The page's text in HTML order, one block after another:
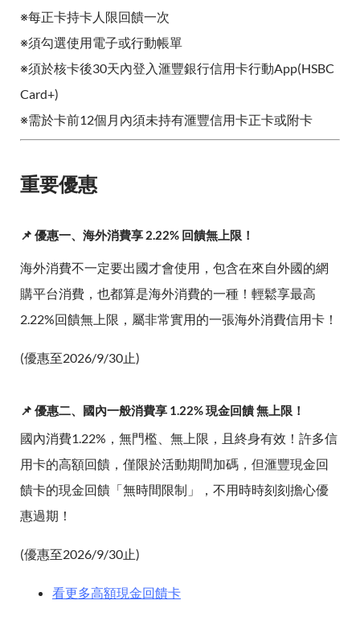
※每正卡持卡人限回饋一次
※須勾選使用電子或行動帳單
※須於核卡後30天內登入滙豐銀行信用卡行動App(HSBC
Card+)
※需於卡前12個月內須未持有滙豐信用卡正卡或附卡
重要優惠
📌 優惠一、海外消費享 2.22% 回饋無上限！
海外消費不一定要出國才會使用，包含在來自外國的網
購平台消費，也都算是海外消費的一種！輕鬆享最高
2.22%回饋無上限，屬非常實用的一張海外消費信用卡！
(優惠至2026/9/30止)
📌 優惠二、國內一般消費享 1.22% 現金回饋 無上限！
國內消費1.22%，無門檻、無上限，且終身有效！許多信
用卡的高額回饋，僅限於活動期間加碼，但滙豐現金回
饋卡的現金回饋「無時間限制」，不用時時刻刻擔心優
惠過期！
(優惠至2026/9/30止)
看更多高額現金回饋卡